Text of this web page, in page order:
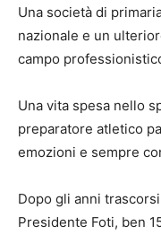
Una società di
nazionale e un
campo
Una vita spesa nello
preparatore atletico
emozioni e sempre
Dopo gli anni
Presidente Foti, ben